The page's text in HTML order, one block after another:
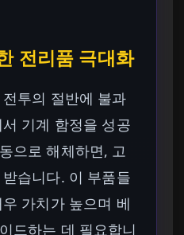
전리품 극대화
투의 절반에 불과
기계 함정을 성공
으로 해체하면, 고
습니다. 이 부품들
가치가 높으며 베
드하는 데 필요합니